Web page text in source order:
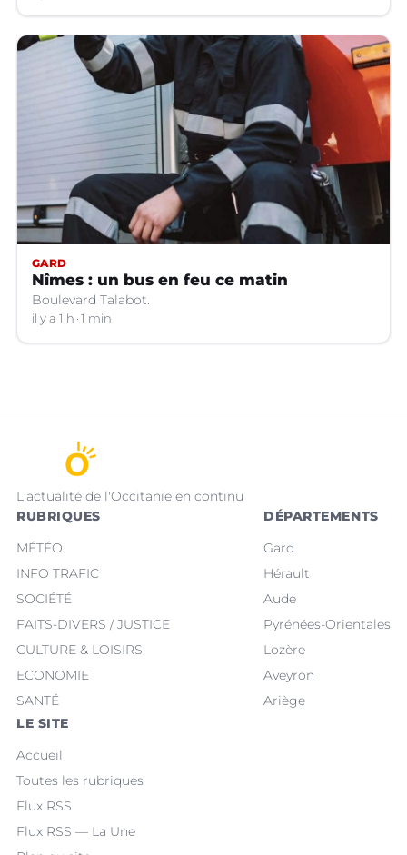
GARD
Nîmes : un bus en feu ce matin
Boulevard Talabot.
il y a 1 h 1 min
L'actualité de l'Occitanie en continu
RUBRIQUES
MÉTÉO
INFO TRAFIC
SOCIÉTÉ
FAITS-DIVERS / JUSTICE
CULTURE & LOISIRS
ECONOMIE
SANTÉ
DÉPARTEMENTS
Gard
Hérault
Aude
Pyrénées-Orientales
Lozère
Aveyron
Ariège
LE SITE
Accueil
Toutes les rubriques
Flux RSS
Flux RSS — La Une